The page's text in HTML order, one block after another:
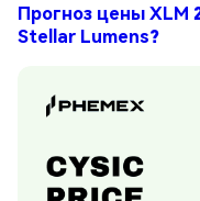
Прогноз цены XLM
Stellar Lumens?